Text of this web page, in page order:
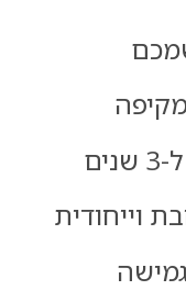
וייחודית